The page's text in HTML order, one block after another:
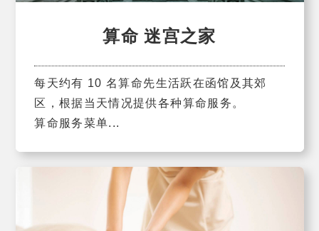
算命 迷宫之家
每天约有 10 名算命先生活跃在函馆及其郊
区，根据当天情况提供各种算命服务。
算命服务菜单...